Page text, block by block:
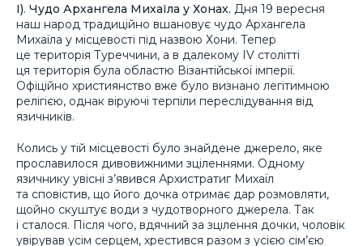
І). Чудо Архангела Михаїла у Хонах. Дня 19 вересня
наш народ традиційно вшановує чудо Архангела
Михаїла у місцевості під назвою Хони. Тепер
це територія Туреччини, а в далекому IV столітті
ця територія була областю Візантійської імперії.
Офіційно християнство вже було визнано легітимною
релігією, однак віруючі терпіли переслідування від
язичників.
Колись у тій місцевості було знайдене джерело, яке
прославилося дивовижними зціленнями. Одному
язичнику увісні з’явився Архистратиг Михаїл
та сповістив, що його дочка отримає дар розмовляти,
щойно скуштує води з чудотворного джерела. Так
і сталося. Після чого, вдячний за зцілення дочки, чоловік
увірував усім серцем, хрестився разом з усією сім’єю